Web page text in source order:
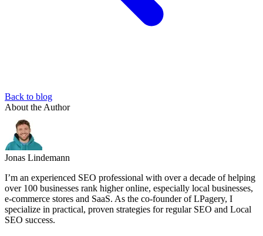
Back to blog
About the Author
Jonas Lindemann
I’m an experienced SEO professional with over a decade of helping
over 100 businesses rank higher online, especially local businesses,
e-commerce stores and SaaS. As the co-founder of LPagery, I
specialize in practical, proven strategies for regular SEO and Local
SEO success.